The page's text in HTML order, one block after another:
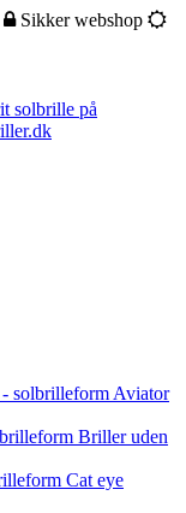
Sikker webshop
Aviator
Briller uden
Cat eye